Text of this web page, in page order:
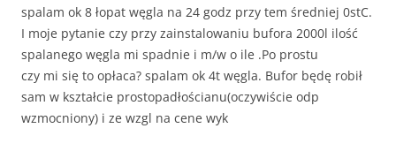
spalam ok 8 łopat węgla na 24 godz przy tem średniej 0stC.
I moje pytanie czy przy zainstalowaniu bufora 2000l ilość
spalanego węgla mi spadnie i m/w o ile .Po prostu
czy mi się to opłaca? spalam ok 4t węgla. Bufor będę robił
sam w kształcie prostopadłościanu(oczywiście odp
wzmocniony) i ze wzgl na cene wyk